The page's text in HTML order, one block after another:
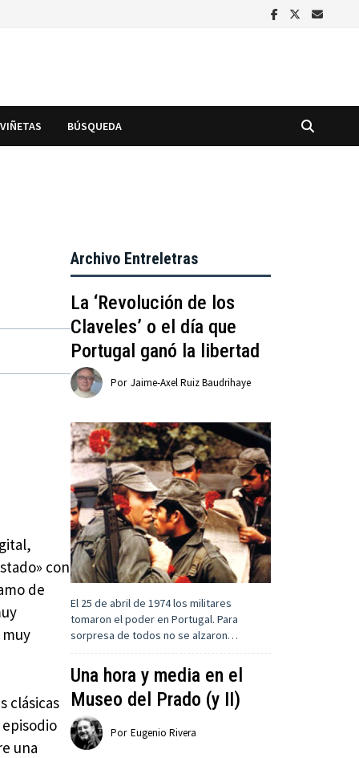
VIÑETAS BÚSQUEDA
con
de
clásicas
una
Archivo Entreletras
La ‘Revolución de los
Claveles’ o el día que
Portugal ganó la libertad
Por Jaime-Axel Ruiz Baudrihaye
El 25 de abril de 1974 los militares
tomaron el poder en Portugal. Para
sorpresa de todos no se alzaron…
Una hora y media en el
Museo del Prado (y II)
Por Eugenio Rivera